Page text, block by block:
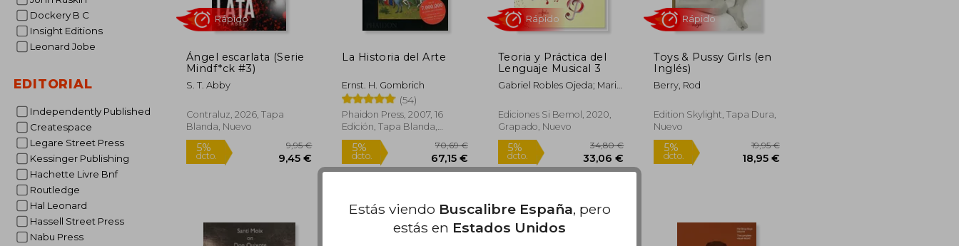
Dockery B C
Insight Editions
Leonard Jobe
EDITORIAL
Independently Published
Createspace
Legare Street Press
Kessinger Publishing
Hachette Livre Bnf
Routledge
Hal Leonard
Hassell Street Press
Nabu Press
Ángel escarlata (Serie
Mindf*ck #3)
S. T. Abby
Contraluz, 2026, Tapa
Blanda, Nuevo
La Historia del Arte
Ernst. H. Gombrich
(54)
Phaidon Press, 2007, 16
Edición, Tapa Blanda,
Nuevo
Teoria y Práctica del
Lenguaje Musical 3
Gabriel Robles Ojeda; Maria
Mart&Iacute;N
Ediciones Si Bemol, 2020,
Grapado, Nuevo
Rápido
Toys & Pussy Girls (en
Inglés)
Berry, Rod
Edition Skylight, Tapa Dura,
Nuevo
Estás viendo Buscalibre España, pero
estás en Estados Unidos